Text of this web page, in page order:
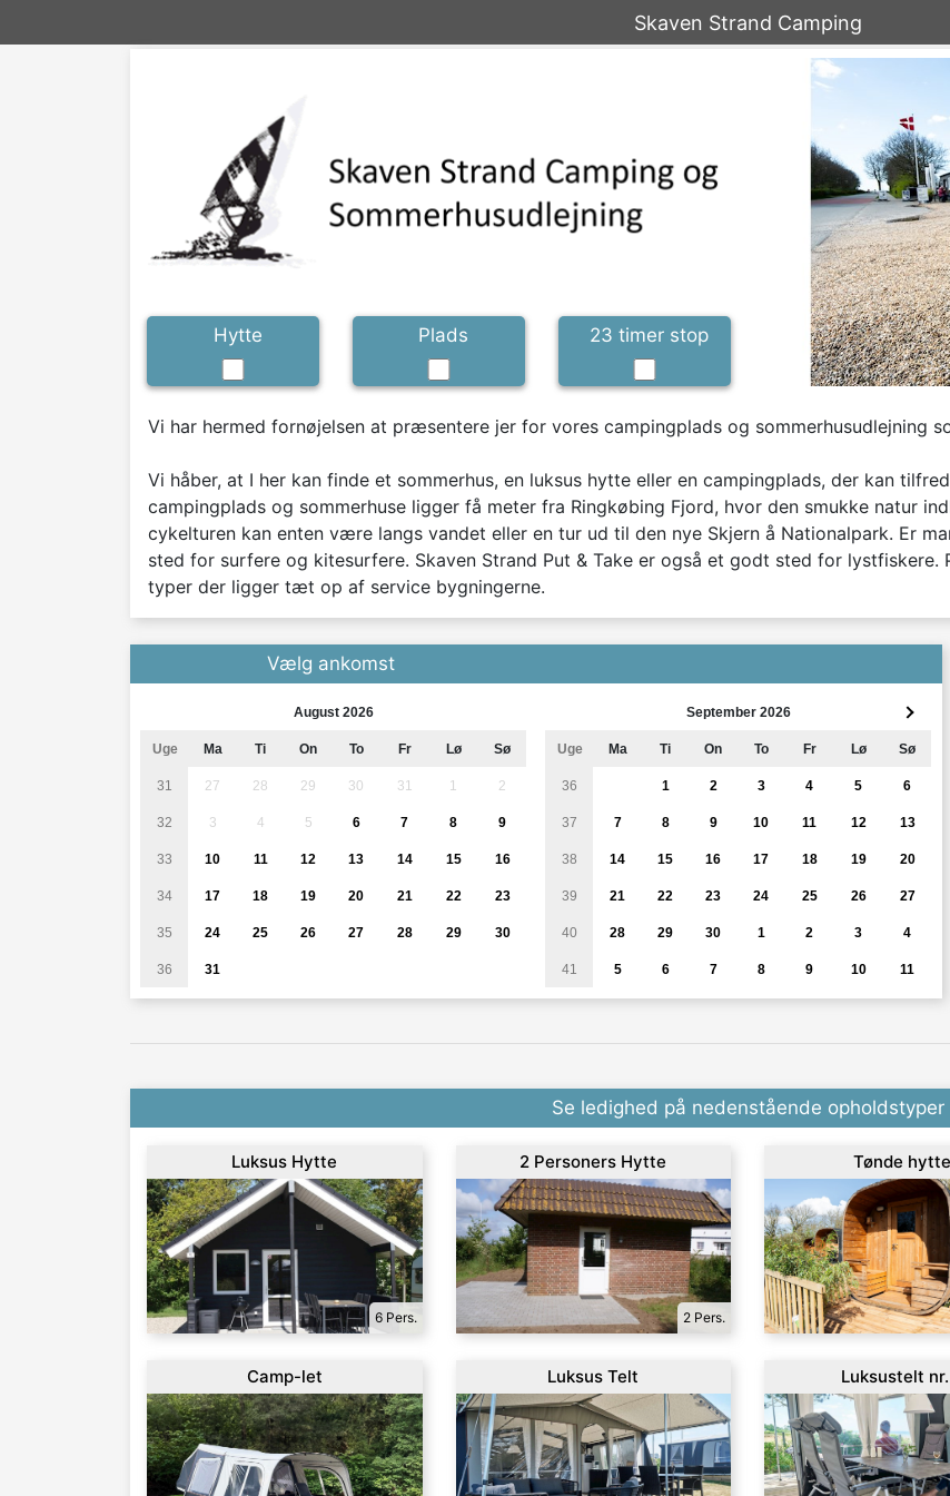
Skaven Strand Camping
Hytte Plads 23 timer stop
Vi har hermed fornøjelsen at præsentere jer for vores campingplads og sommerhusudlejning
Vi håber, at I her kan finde et sommerhus, en luksus hytte eller en campingplads, der kan
campingplads og sommerhuse ligger få meter fra Ringkøbing Fjord, hvor den smukke natur
cykelturen kan enten være langs vandet eller en tur ud til den nye Skjern å Nationalpark. Er
sted for surfere og kitesurfere. Skaven Strand Put & Take er også et godt sted for
typer der ligger tæt op af service bygningerne.
Vælg ankomst
August 2026
Uge Ma Ti On To Fr Lø Sø
31 27 28 29 30 31 1 2
32 3 4 5 6 7 8 9
33 10 11 12 13 14 15 16
34 17 18 19 20 21 22 23
35 24 25 26 27 28 29 30
36 31
September 2026
Uge Ma Ti On To Fr Lø Sø
36 1 2 3 4 5 6
37 7 8 9 10 11 12 13
38 14 15 16 17 18 19 20
39 21 22 23 24 25 26 27
40 28 29 30 1 2 3 4
41 5 6 7 8 9 10 11
Se ledighed på nedenstående opholdstyper
Luksus Hytte
6 Pers.
2 Personers Hytte
2 Pers.
Tønde hytte
Camp-let Luksus Telt Luksustelt